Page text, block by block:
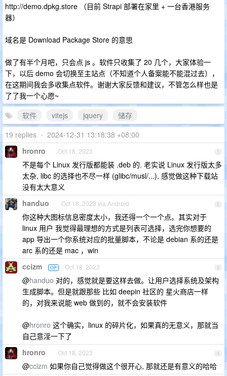
http://demo.dpkg.store （目前 Strapi 部署在家里 + 一台香港服务
器）
域名是 Download Package Store 的意思
做了有半个月吧，只会点 js 。软件只收集了 20 几个，大家体验一
下，以后 demo 会切换至主站点（不知道个人备案能不能混过去），
在这期间我会多收集点软件。谢谢大家反馈和建议，不管怎么样也是
了了我一个心愿~
软件
vitejs jquery
储存
19 replies • 2024-12-31 13:18:38 +08:00
1
hronro Oct 18, 2023
不是每个 Linux 发行版都能装 .deb 的. 老实说 Linux 发行版太多
太杂, libc 的选择也不尽一样 (glibc/musl/...), 感觉做这种下载站
没有太大意义
2
handuo Oct 18, 2023 via Android
你这种大图标信息密度太小，我还得一个一个点。其实对于
linux 用户 我觉得最理想的方式是列表可选择，选完你想要的
app 导出一个你系统对应的批量脚本，不论是 debian 系的还是
arc 系的还是 mac ，win
3
ccizm OP Oct 18, 2023
@handuo 对的，感觉就是要这样去做。让用户选择系统及架构
生成脚本。但是就跟那些 比如 deepin 社区的 星火商店一样
的，对我来说能 web 做到的，就不会安装软件
@hronro 这个确实，linux 的碎片化，如果真的无意义，那就当
自己意淫一下了
4
hronro Oct 18, 2023
@ccizm 如果你自己觉得做这个很开心, 那就还是有意义的哈哈